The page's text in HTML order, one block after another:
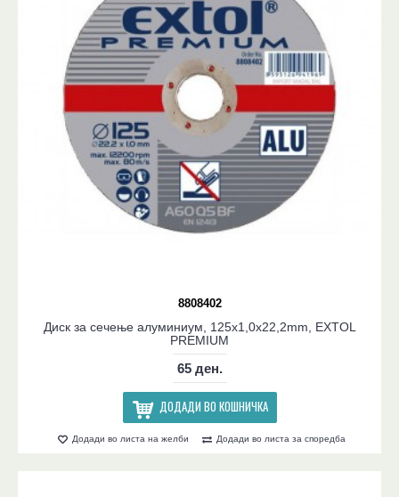
8808402
Диск за сечење алуминиум, 125x1,0x22,2mm, EXTOL
PREMIUM
65 ден.
ДОДАДИ ВО КОШНИЧКА
Додади во листа на желби Додади во листа за споредба